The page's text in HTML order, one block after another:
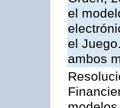
el
el
ambos